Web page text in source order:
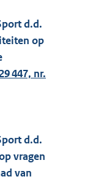
d.d.
op
29 447, nr.
d.d.
vragen
van